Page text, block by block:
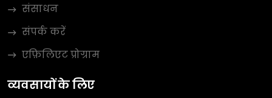
संसाधन
संपर्क करें
एफ़िलिएट प्रोग्राम
व्यवसायों के लिए